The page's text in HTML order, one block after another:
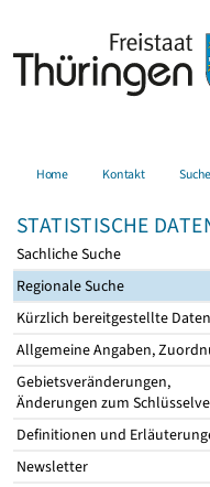
Home Kontakt Suche
STATISTISCHE
Sachliche Suche
Regionale Suche
Kürzlich bereitgestellte Daten
Allgemeine Angaben,
Gebietsveränderungen,
Änderungen zum
Definitionen und
Newsletter